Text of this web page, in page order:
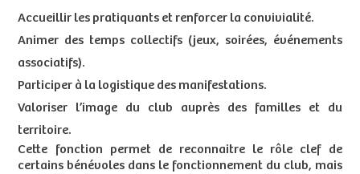
Accueillir les pratiquants et renforcer la convivialité.
Animer des temps collectifs (jeux, soirées, événements
associatifs).
Participer à la logistique des manifestations.
Valoriser l’image du club auprès des familles et du
territoire.
Cette fonction permet de reconnaitre le rôle clef de
certains bénévoles dans le fonctionnement du club, mais